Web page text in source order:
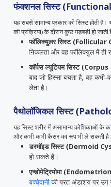
फंक्शनल सिस्ट
यह सबसे सामान्य प्रकार की सिस्ट होती
की प्रक्रिया) के दौरान कुछ गड़बड़ी हो
फॉलिक्युलर सिस्ट (Follicular
निकलता और वह फॉलिक्युल में ही
कॉर्पस ल्यूटियम सिस्ट
बाद जो हिस्सा बचता है, वह
लेता है।
पैथोलॉजिकल सिस्ट
यह सिस्ट शरीर में असामान्य कोशिकाओं के
और कभी-कभी कैंसर का रूप भी ले सकती
डरमॉइड सिस्ट (Dermoid
हो सकते हैं।
एन्डोमेट्रियोमा
बच्चेदानीकी परत अंडाशय पर उग